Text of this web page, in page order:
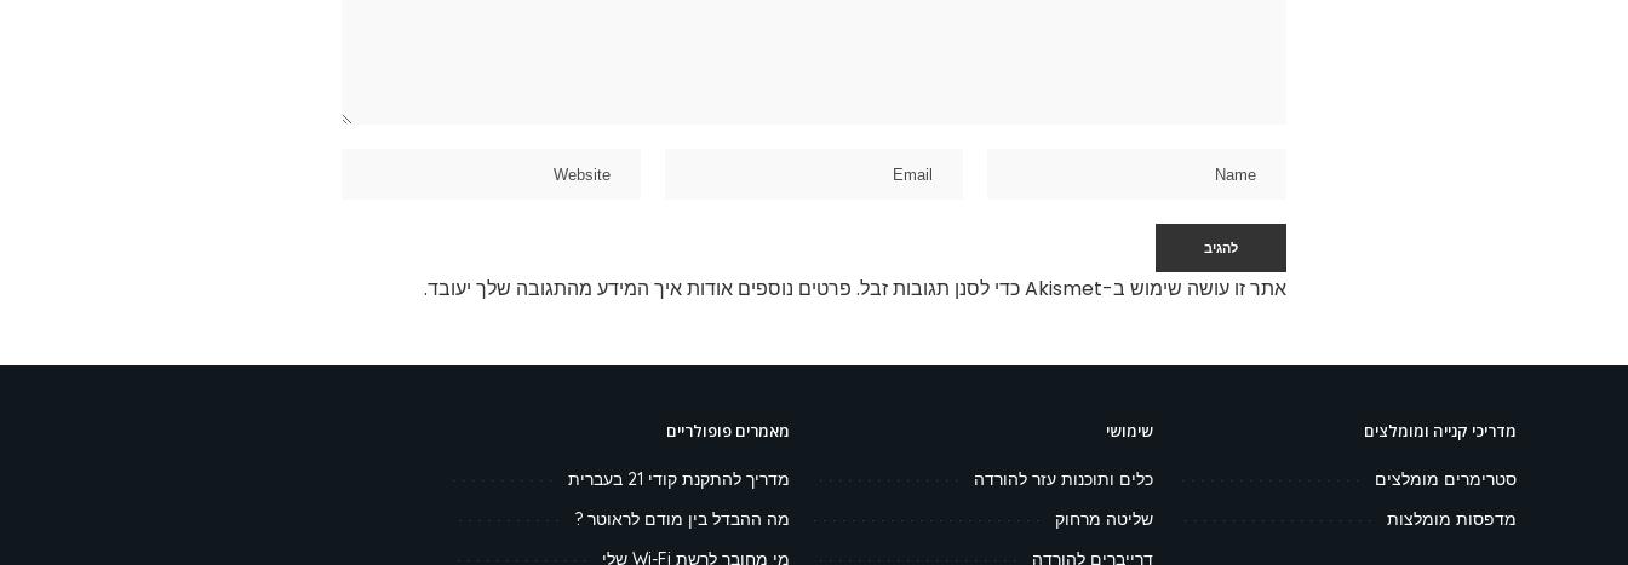
אתר זו עושה שימוש ב-Akismet כדי לסנן תגובות זבל. פרטים נוספים אודות איך המידע מהתגובה שלך יעובד.
מדריכי קנייה ומומלצים
סטרימרים מומלצים
מדפסות מומלצות
שימושי
כלים ותוכנות עזר להורדה
שליטה מרחוק
דרייברים להורדה
מאמרים פופולריים
מדריך להתקנת קודי 21 בעברית
מה ההבדל בין מודם לראוטר ?
מי מחובר לרשת Wi-Fi שלי